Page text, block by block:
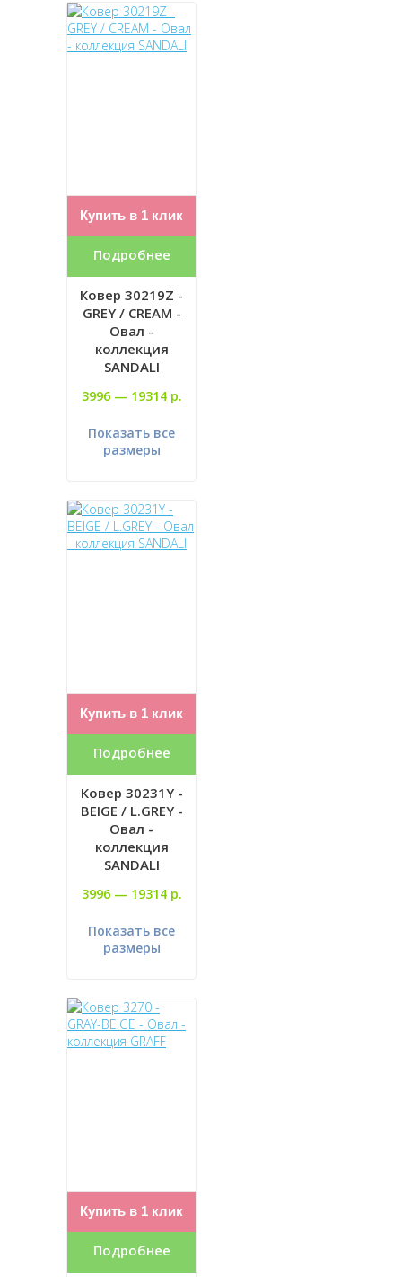
Купить в 1 клик
Подробнее
Ковер 30219Z -
GREY / CREAM -
Овал -
коллекция
SANDALI
3996 — 19314 р.
Показать все
размеры
Купить в 1 клик
Подробнее
Ковер 30231Y -
BEIGE / L.GREY -
Овал -
коллекция
SANDALI
3996 — 19314 р.
Показать все
размеры
Купить в 1 клик
Подробнее